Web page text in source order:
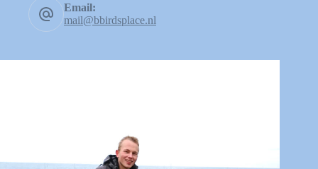
Email:
mail@bbirdsplace.nl